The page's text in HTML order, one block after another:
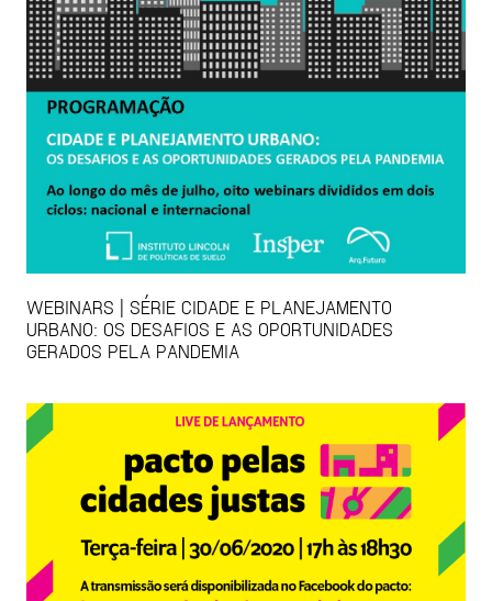
WEBINARS | SÉRIE CIDADE E PLANEJAMENTO
URBANO: OS DESAFIOS E AS OPORTUNIDADES
GERADOS PELA PANDEMIA